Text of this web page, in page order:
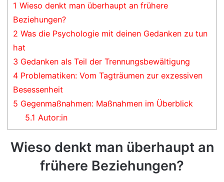
1 Wieso denkt man überhaupt an frühere
Beziehungen?
2 Was die Psychologie mit deinen Gedanken zu tun
hat
3 Gedanken als Teil der Trennungsbewältigung
4 Problematiken: Vom Tagträumen zur exzessiven
Besessenheit
5 Gegenmaßnahmen: Maßnahmen im Überblick
5.1 Autor:in
Wieso denkt man überhaupt an
frühere Beziehungen?